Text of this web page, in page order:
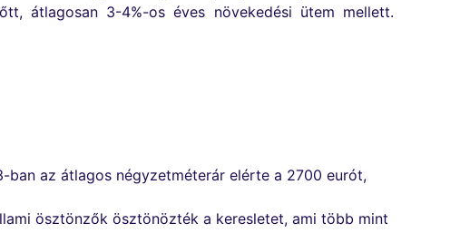
átlagosan 3-4%-os éves növekedési ütem mellett.
az átlagos négyzetméterár elérte a 2700 eurót,
ösztönzők ösztönözték a keresletet, ami több mint